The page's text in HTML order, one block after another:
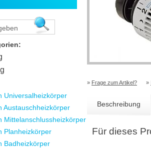
» Frage zum Artikel? »
Beschreibung
Für dieses
Universalheizkörper
Austauschheizkörper
Mittelanschlussheizkörper
Planheizkörper
Badheizkörper